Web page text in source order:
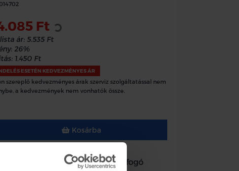
Ft Loading...
ár: 5.535 Ft
26%
1.450 Ft
ESETÉN KEDVEZMÉNYES ÁR
szereplő kedvezményes árak szerviz szolgáltatással nem
a kedvezmények nem vonhatók össze.
Kosárba
Courier jobb oldali első sárfogó